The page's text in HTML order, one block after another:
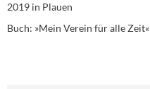
2019 in Plauen
Buch: »Mein Verein für alle Zeit«